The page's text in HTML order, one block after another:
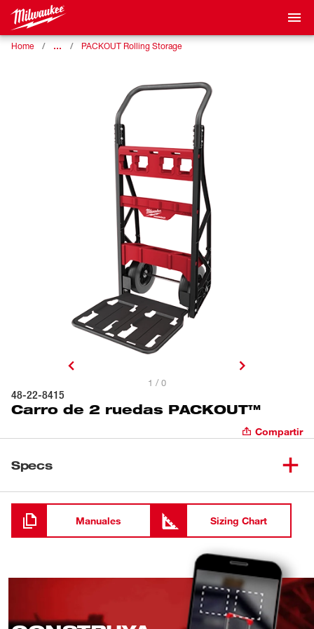
Home … PACKOUT Rolling Storage
1 / 0
48-22-8415
Carro de 2 ruedas PACKOUT™
Compartir
Specs
Cargando
Manuales Sizing Chart